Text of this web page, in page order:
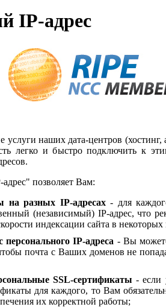
IP-адрес
наших дата-центров (хостинг,
легко и быстро подключить к
позволяет Вам:
на разных IP-адресах- для
(независимый) IP-адрес, что
индексации сайта в
персонального IP-адреса - Вы
почта с Ваших доменов не
SSL-сертификаты - если
для каждого, то Вам
их корректной работы;